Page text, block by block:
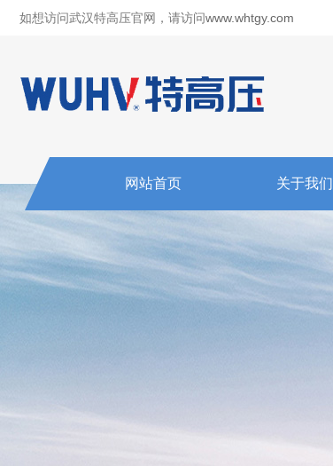
如想访问武汉特高压官网，请访问www.whtgy.com
网站首页 关于我们